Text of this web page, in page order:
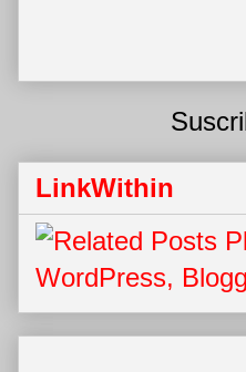
LinkWithin